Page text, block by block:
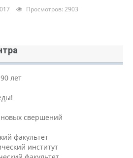
Просмотров: 2903
лет
свершений
факультет
институт